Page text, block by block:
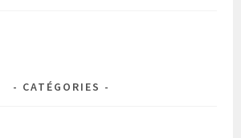
CATÉGORIES